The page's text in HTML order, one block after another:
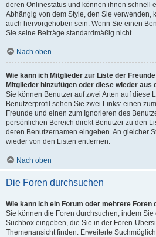
deren Onlinestatus und können ihnen schnell
Abhängig von dem Style, den Sie verwenden,
auch hervorgehoben sein. Wenn Sie einen
Sie seine Beiträge standardmäßig nicht.
Nach oben
Wie kann ich Mitglieder zur Liste der
Mitglieder hinzufügen oder diese wieder aus
Sie können Benutzer auf zwei Arten auf diese
Benutzerprofil sehen Sie zwei Links: einen
Freunde und einen zum Ignorieren des
persönlichen Bereich direkt Benutzer zu den
deren Benutzernamen eingeben. An gleicher
wieder von den Listen entfernen.
Nach oben
Die Foren durchsuchen
Wie kann ich ein Forum oder mehrere Foren
Sie können die Foren durchsuchen, indem
Suchbox eingeben, die Sie in der Foren-
Themenansicht finden. Erweiterte